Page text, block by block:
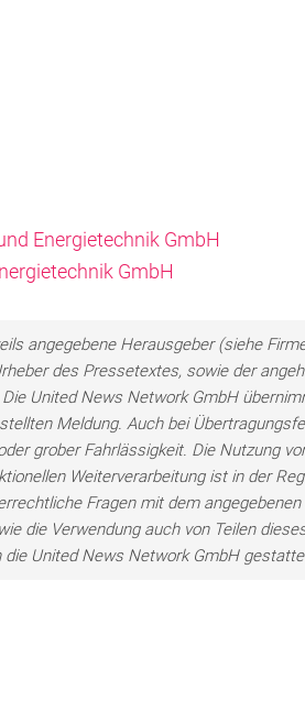
Energietechnik GmbH
GmbH
angegebene Herausgeber (siehe
des Pressetextes, sowie der
United News Network GmbH
Meldung. Auch bei
grober Fahrlässigkeit. Die Nutzung
Weiterverarbeitung ist in der
Fragen mit dem
die Verwendung auch von Teilen
United News Network GmbH